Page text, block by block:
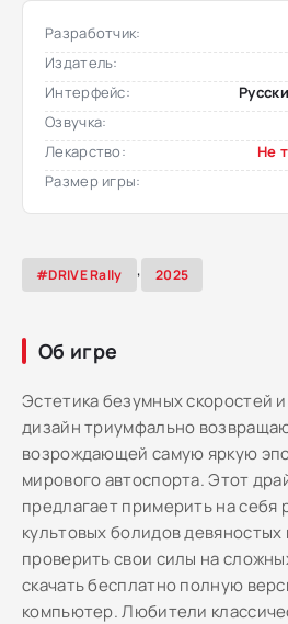
Разработчик:
Издатель:
Интерфейс:
Озвучка:
Лекарство:
Не
Размер игры:
#DRIVE Rally , 2025
Об игре
Эстетика безумных скоростей
дизайн триумфально
возрождающей самую яркую
мирового автоспорта. Этот
предлагает примерить на себя
культовых болидов девяностых
проверить свои силы на
скачать бесплатно полную
компьютер. Любители